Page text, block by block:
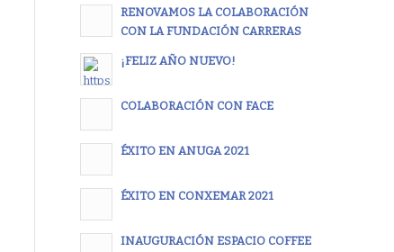
RENOVAMOS LA COLABORACIÓN
CON LA FUNDACIÓN CARRERAS
¡FELIZ AÑO NUEVO!
COLABORACIÓN CON FACE
ÉXITO EN ANUGA 2021
ÉXITO EN CONXEMAR 2021
INAUGURACIÓN ESPACIO COFFEE